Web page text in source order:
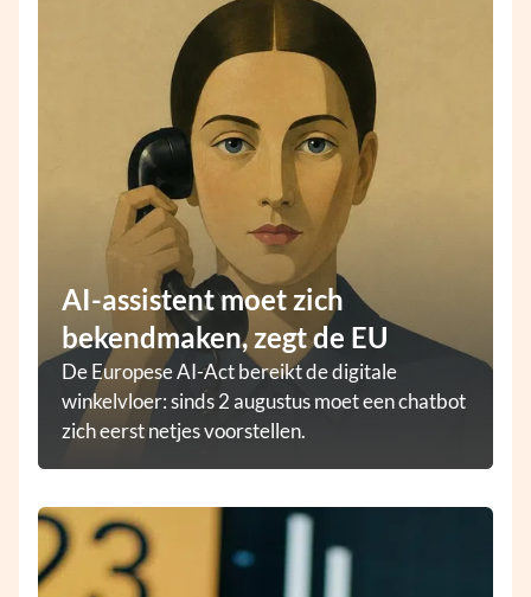
AI-assistent moet zich
bekendmaken, zegt de EU
De Europese AI-Act bereikt de digitale
winkelvloer: sinds 2 augustus moet een chatbot
zich eerst netjes voorstellen.